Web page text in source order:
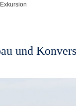
Exkursion
und